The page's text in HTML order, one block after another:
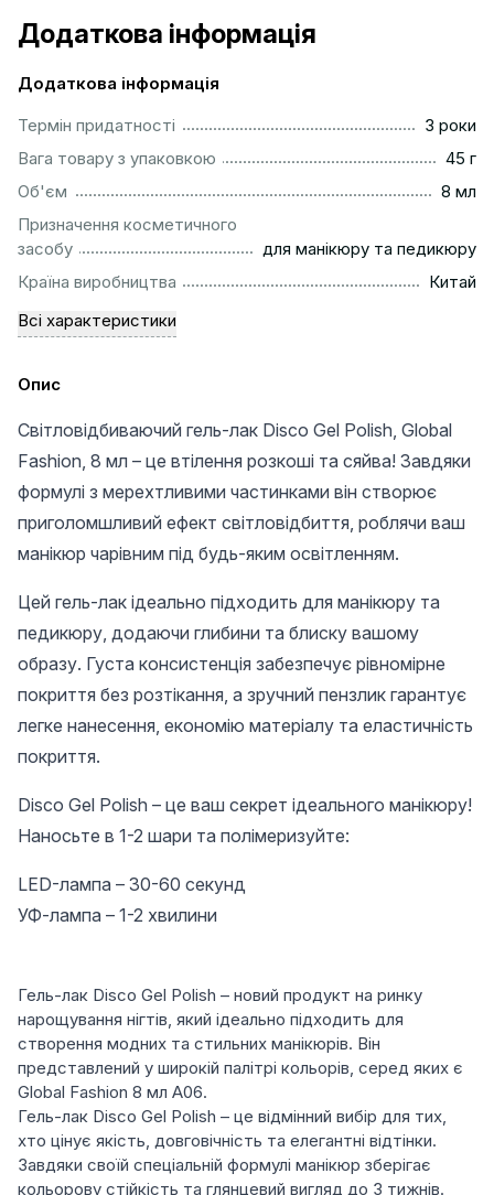
Додаткова інформація
Додаткова інформація
Термін придатності
3 роки
Вага товару з упаковкою
45 г
Об'єм
8 мл
Призначення косметичного
засобу
для манікюру та педикюру
Країна виробництва
Китай
Всі характеристики
Опис
Світловідбиваючий гель-лак Disco Gel Polish, Global
Fashion, 8 мл – це втілення розкоші та сяйва! Завдяки
формулі з мерехтливими частинками він створює
приголомшливий ефект світловідбиття, роблячи ваш
манікюр чарівним під будь-яким освітленням.
Цей гель-лак ідеально підходить для манікюру та
педикюру, додаючи глибини та блиску вашому
образу. Густа консистенція забезпечує рівномірне
покриття без розтікання, а зручний пензлик гарантує
легке нанесення, економію матеріалу та еластичність
покриття.
Disco Gel Polish – це ваш секрет ідеального манікюру!
Наносьте в 1-2 шари та полімеризуйте:
LED-лампа – 30-60 секунд
УФ-лампа – 1-2 хвилини
Гель-лак Disco Gel Polish – новий продукт на ринку
нарощування нігтів, який ідеально підходить для
створення модних та стильних манікюрів. Він
представлений у широкій палітрі кольорів, серед яких є
Global Fashion 8 мл A06.
Гель-лак Disco Gel Polish – це відмінний вибір для тих,
хто цінує якість, довговічність та елегантні відтінки.
Завдяки своїй спеціальній формулі манікюр зберігає
кольорову стійкість та глянцевий вигляд до 3 тижнів.